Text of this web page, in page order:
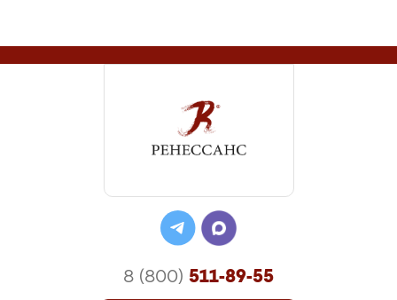
8 (800) 511-89-55